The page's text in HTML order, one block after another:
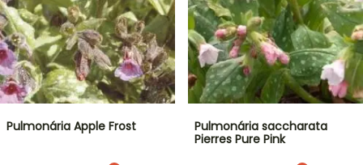
Pulmonária Apple Frost
Pulmonária saccharata
Pierres Pure Pink